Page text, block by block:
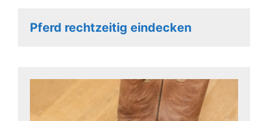
Pferd rechtzeitig eindecken